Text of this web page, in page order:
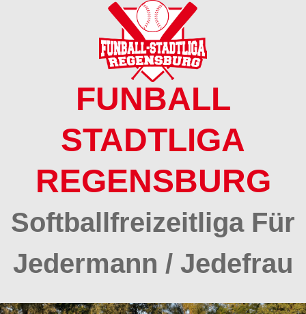
FUNBALL
STADTLIGA
REGENSBURG
Softballfreizeitliga Für
Jedermann / Jedefrau